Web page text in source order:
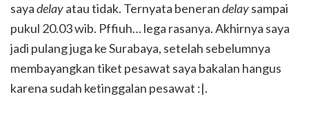
sayadelayatau tidak. Ternyata benerandelaysampai
pukul 20.03 wib. Pffiuh… lega rasanya. Akhirnya saya
jadi pulang juga ke Surabaya, setelah sebelumnya
membayangkan tiket pesawat saya bakalan hangus
karena sudah ketinggalan pesawat :|.